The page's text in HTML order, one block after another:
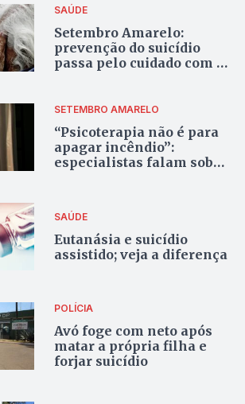
SAÚDE
Setembro Amarelo:
prevenção do suicídio
passa pelo cuidado com a
SETEMBRO AMARELO
“Psicoterapia não é para
apagar incêndio”:
especialistas falam sobre
SAÚDE
Eutanásia e suicídio
assistido; veja a diferença
POLÍCIA
Avó foge com neto após
matar a própria filha e
forjar suicídio